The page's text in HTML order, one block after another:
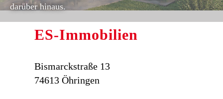
darüber hinaus.
ES-Immobilien
Bismarckstraße 13
74613 Öhringen